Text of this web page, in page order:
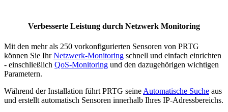
Verbesserte Leistung durch Netzwerk Monitoring
Mit den mehr als 250 vorkonfigurierten Sensoren von PRTG
können Sie IhrNetzwerk-Monitoring schnell und einfach einrichten
- einschließlich QoS-Monitoring und den dazugehörigen wichtigen
Parametern.
Während der Installation führt PRTG seine Automatische Suche aus
und erstellt automatisch Sensoren innerhalb Ihres IP-Adressbereichs.